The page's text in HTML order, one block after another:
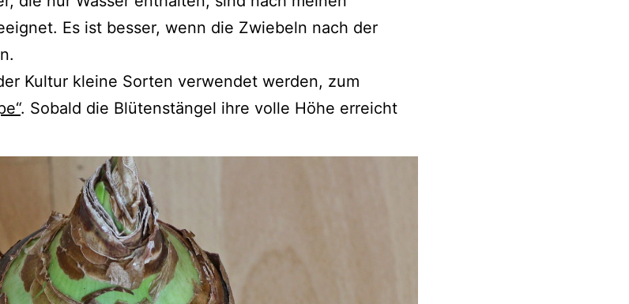
Es ist besser, wenn die Zwiebeln nach der
Kultur kleine Sorten verwendet werden, zum
. Sobald die Blütenstängel ihre volle Höhe erreicht